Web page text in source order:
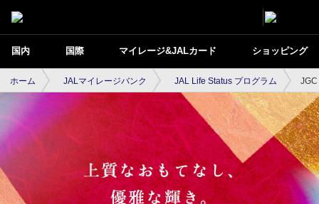
国内 国際 マイレージ&JALカード ショッピング
ホーム JALマイレージバンク JAL Life Status プログラム
JGC Three Star（JALのサービス）